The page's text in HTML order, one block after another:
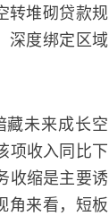
转堆砌贷款规
深度绑定区域
藏未来成长空
项收入同比下
收缩是主要诱
角来看，短板